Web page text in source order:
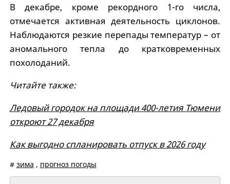
В декабре, кроме рекордного 1-го числа,
отмечается активная деятельность циклонов.
Наблюдаются резкие перепады температур – от
аномального тепла до кратковременных
похолоданий.
Читайте также:
Ледовый городок на площади 400-летия Тюмени
откроют 27 декабря
Как выгодно спланировать отпуск в 2026 году
# зима , прогноз погоды